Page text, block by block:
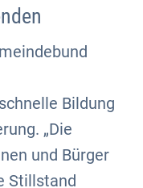
Bildung
„Die
und Bürger
Stillstand